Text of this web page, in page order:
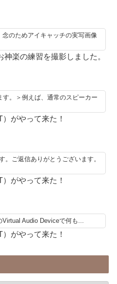
のためアイキャッチの実写画像
楽の練習を撮影しました。
。＞例えば、通常のスピーカー
がやって来た！
。ご返信ありがとうございます。
がやって来た！
Audio Deviceで何も...
がやって来た！